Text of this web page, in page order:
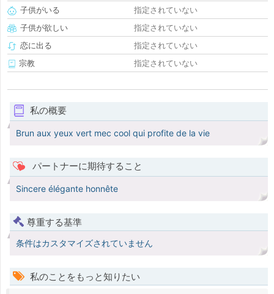
子供がいる
指定されていない
子供が欲しい
指定されていない
恋に出る
指定されていない
宗教
指定されていない
私の概要
Brun aux yeux vert mec cool qui profite de la vie
パートナーに期待すること
Sincere élégante honnête
尊重する基準
条件はカスタマイズされていません
私のことをもっと知りたい